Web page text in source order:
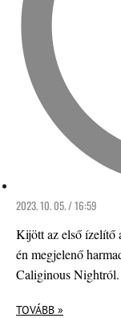
2023. 10. 05. / 16:59
Kijött az első ízelítő
én megjelenő
Caliginous Nightról.
TOVÁBB »